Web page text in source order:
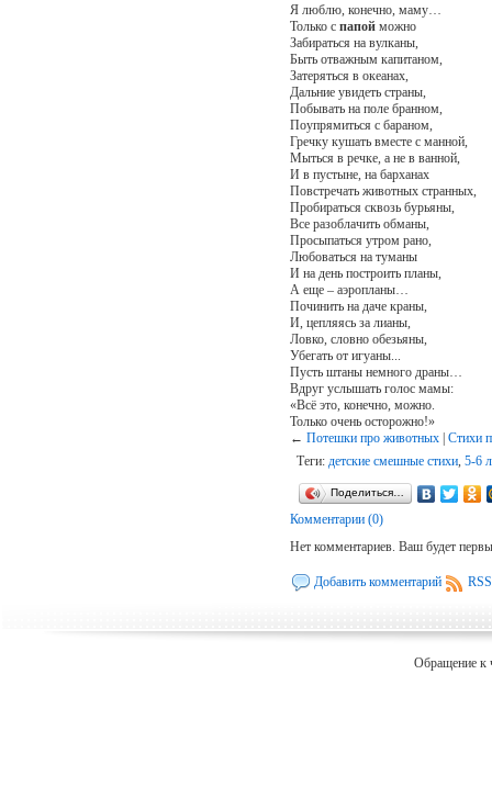
Я люблю, конечно, маму…
Только с папойможно
Забираться на вулканы,
Быть отважным капитаном,
Затеряться в океанах,
Дальние увидеть страны,
Побывать на поле бранном,
Поупрямиться с бараном,
Гречку кушать вместе с манной,
Мыться в речке, а не в ванной,
И в пустыне, на барханах
Повстречать животных странных,
Пробираться сквозь бурьяны,
Все разоблачить обманы,
Просыпаться утром рано,
Любоваться на туманы
И на день построить планы,
А еще – аэропланы…
Починить на даче краны,
И, цепляясь за лианы,
Ловко, словно обезьяны,
Убегать от игуаны...
Пусть штаны немного драны…
Вдруг услышать голос мамы:
«Всё это, конечно, можно.
Только очень осторожно!»
← Потешки про животных| Стихи
Теги: детские смешные стихи, 5-6
Поделиться…
Комментарии (0)
Нет комментариев. Ваш будет
Добавить комментарий
Обращение к